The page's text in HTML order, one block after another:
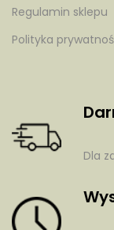
Regulamin sklepu
Polityka
Dla